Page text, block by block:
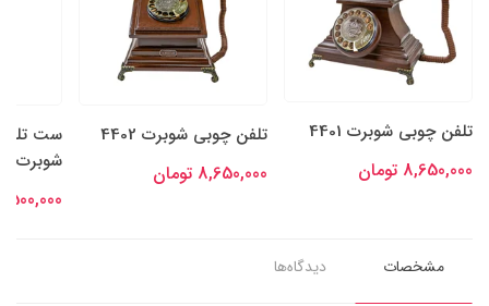
تلفن چوبی شوبرت 4401
8,650,000 تومان
تلفن چوبی شوبرت 4402
8,650,000 تومان
ست
شوبرت 4201
14,500,000
مشخصات دیدگاه‌ها